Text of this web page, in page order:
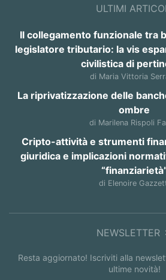
ULTIMI
Il collegamento funzionale tra
legislatore tributario: la vis
civilistica di
di Maria Vittoria
La riprivatizzazione delle
ombre
di Marilena Rispoli
Cripto-attività e strumenti
giuridica e implicazioni
di Elenoire
NEWSLETTER
Resta aggiornato! Iscriviti alla
ultime novità!